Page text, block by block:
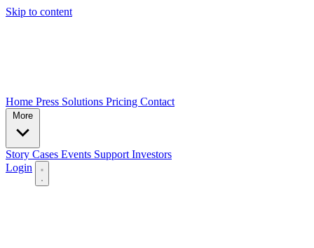
Skip to content
Home Press Solutions Pricing Contact
Story Cases Events SupportInvestors
Login